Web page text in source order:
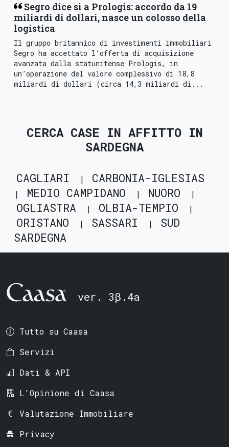
Segro dice sì a Prologis: accordo da 19
miliardi di dollari, nasce un colosso della
logistica
Il gruppo britannico di investimenti immobiliari
Segro ha accettato l’offerta di acquisizione
avanzata dalla statunitense Prologis, in
un’operazione del valore complessivo di 18,8
miliardi di dollari (circa 14,3 miliardi di...
CERCA CASE IN AFFITTO IN
SARDEGNA
CAGLIARI
CARBONIA-IGLESIAS
MEDIO CAMPIDANO
NUORO
OGLIASTRA
OLBIA-TEMPIO
ORISTANO
SASSARI
SUD
SARDEGNA
ver. 3β.4a
Tutto su Caasa
Servizi
Dati & API
L'Opinione di Caasa
Valutazione Immobiliare
Privacy